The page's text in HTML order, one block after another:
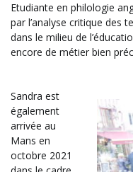
Etudiante en philologie
par l’analyse critique des
dans le milieu de
encore de métier bien
Sandra est
également
arrivée au
Mans en
octobre 2021